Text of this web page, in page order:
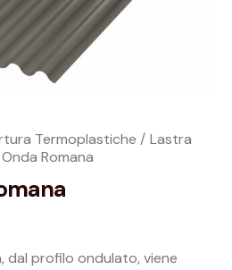
Termoplastiche
Lastra
Romana
dal profilo ondulato, viene